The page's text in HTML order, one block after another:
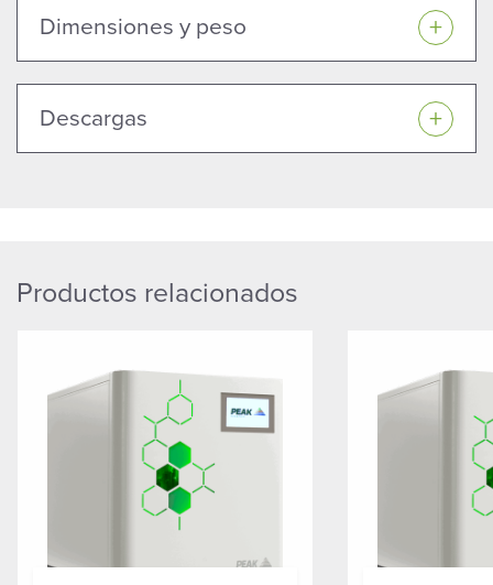
Dimensiones y peso
Descargas
Productos relacionados